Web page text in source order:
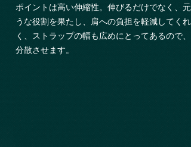
ポイントは高い伸縮性。伸びるだけでなく、
うな役割を果たし、肩への負担を軽減してく
く、ストラップの幅も広めにとってあるので
分散させます。